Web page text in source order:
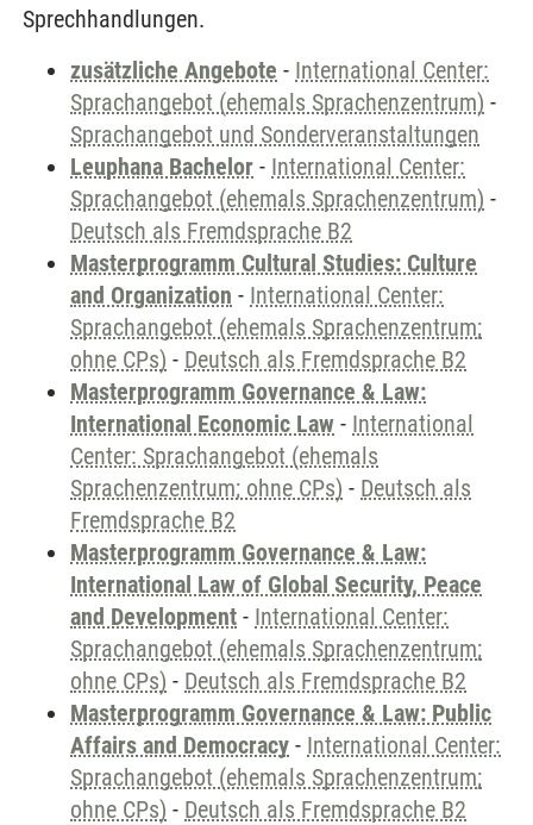
Sprechhandlungen.
zusätzliche Angebote - International Center:
Sprachangebot (ehemals Sprachenzentrum) -
Sprachangebot und Sonderveranstaltungen
Leuphana Bachelor - International Center:
Sprachangebot (ehemals Sprachenzentrum) -
Deutsch als Fremdsprache B2
Masterprogramm Cultural Studies: Culture
and Organization - International Center:
Sprachangebot (ehemals Sprachenzentrum;
ohne CPs) - Deutsch als Fremdsprache B2
Masterprogramm Governance & Law:
International Economic Law - International
Center: Sprachangebot (ehemals
Sprachenzentrum; ohne CPs) - Deutsch als
Fremdsprache B2
Masterprogramm Governance & Law:
International Law of Global Security, Peace
and Development - International Center:
Sprachangebot (ehemals Sprachenzentrum;
ohne CPs) - Deutsch als Fremdsprache B2
Masterprogramm Governance & Law: Public
Affairs and Democracy - International Center:
Sprachangebot (ehemals Sprachenzentrum;
ohne CPs) - Deutsch als Fremdsprache B2